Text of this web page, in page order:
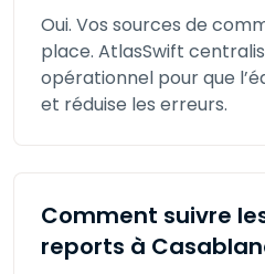
Oui. Vos sources de
place. AtlasSwift
opérationnel pour que
et réduise les erreurs.
Comment suivre
reports à